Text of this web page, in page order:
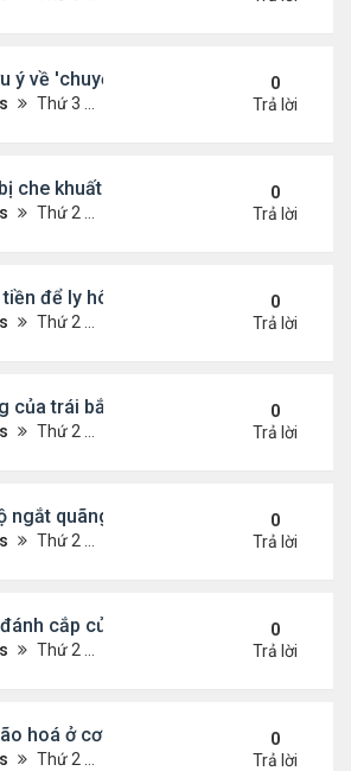
ý về 'chuyện ấy' để sớm có thai
Thứ 3 Tháng 8 09, 2022 9:56 am
0
Trả lời
che khuất khi ngồi trước đầu ôtô
Thứ 2 Tháng 8 08, 2022 5:13 pm
0
Trả lời
để ly hôn
Thứ 2 Tháng 8 08, 2022 1:44 pm
0
Trả lời
của trái bắp đến hệ tiêu hóa
Thứ 2 Tháng 8 08, 2022 1:36 pm
0
Trả lời
ngắt quãng giúp giảm cân
Thứ 2 Tháng 8 08, 2022 1:34 pm
0
Trả lời
cắp của Einstein
Thứ 2 Tháng 8 08, 2022 1:29 pm
0
Trả lời
hoá ở cơ quan sinh dục nam
Thứ 2 Tháng 8 08, 2022 12:21 pm
0
Trả lời